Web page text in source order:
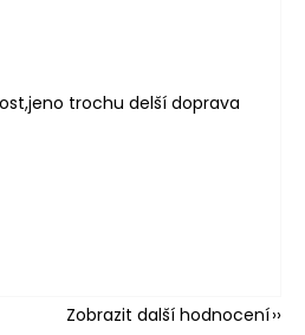
obchodu je 5 z 5 hvězdiček.
trochu delší doprava
obchodu je 5 z 5 hvězdiček.
Zobrazit další hodnocení